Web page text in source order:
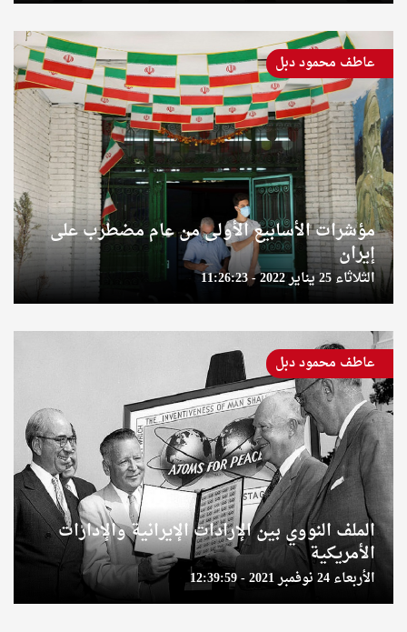
مؤشرات الأسابيع الأولى من عام مضطرب على
إيران
الثلاثاء 25 يناير 2022 - 11:26:23
عاطف محمود دبل
الملف النووي بين الإرادات الإيرانية والإدارات
الأمريكية
الأربعاء 24 نوفمبر 2021 - 12:39:59
عاطف محمود دبل